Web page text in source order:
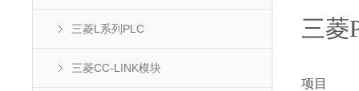
三菱L系列PLC
三菱CC-LINK模块
三菱
项目